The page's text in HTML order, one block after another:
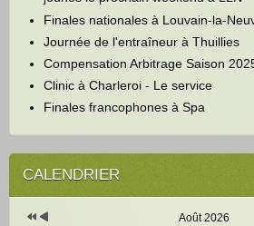
Finales nationales à Louvain-la-
Journée de l'entraîneur à Thuillies
Compensation Arbitrage Saison
Clinic à Charleroi - Le service
Finales francophones à Spa
CALENDRIER
Année
précédente
Mois
précédent
Août 2026